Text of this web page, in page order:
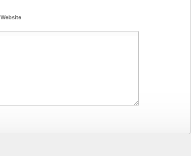
Website